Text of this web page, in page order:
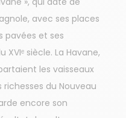
avec ses places
pavées et ses
siècle. La Havane,
les vaisseaux
du Nouveau
encore son